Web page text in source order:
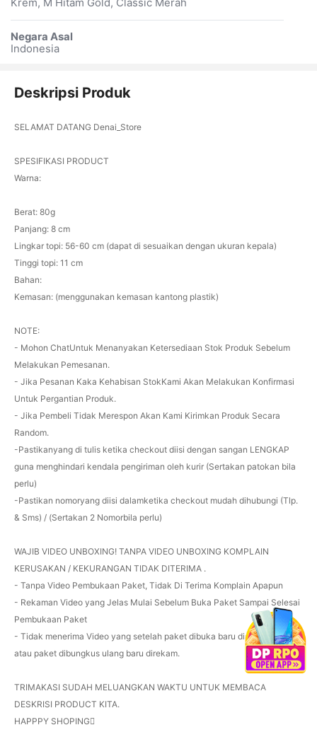
Krem, M Hitam Gold, Classic Merah
Negara Asal
Indonesia
Deskripsi Produk
SELAMAT DATANG Denai_Store
SPESIFIKASI PRODUCT
Warna:
Berat: 80g
Panjang: 8 cm
Lingkar topi: 56-60 cm (dapat di sesuaikan dengan ukuran kepala)
Tinggi topi: 11 cm
Bahan:
Kemasan: (menggunakan kemasan kantong plastik)
NOTE:
- Mohon ChatUntuk Menanyakan Ketersediaan Stok Produk Sebelum
Melakukan Pemesanan.
- Jika Pesanan Kaka Kehabisan StokKami Akan Melakukan Konfirmasi
Untuk Pergantian Produk.
- Jika Pembeli Tidak Merespon Akan Kami Kirimkan Produk Secara
Random.
-Pastikanyang di tulis ketika checkout diisi dengan sangan LENGKAP
guna menghindari kendala pengiriman oleh kurir (Sertakan patokan bila
perlu)
-Pastikan nomoryang diisi dalamketika checkout mudah dihubungi (Tlp.
& Sms) / (Sertakan 2 Nomorbila perlu)
WAJIB VIDEO UNBOXING! TANPA VIDEO UNBOXING KOMPLAIN
KERUSAKAN / KEKURANGAN TIDAK DITERIMA .
- Tanpa Video Pembukaan Paket, Tidak Di Terima Komplain Apapun
- Rekaman Video yang Jelas Mulai Sebelum Buka Paket Sampai Selesai
Pembukaan Paket
- Tidak menerima Video yang setelah paket dibuka baru direkam ulang
atau paket dibungkus ulang baru direkam.
TRIMAKASI SUDAH MELUANGKAN WAKTU UNTUK MEMBACA
DESKRISI PRODUCT KITA.
HAPPPY SHOPING